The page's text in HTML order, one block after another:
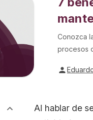
Conozca
procesos
Al hablar de